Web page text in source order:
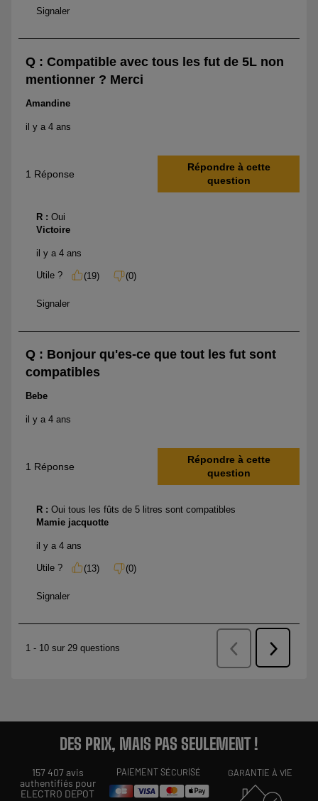
DES PRIX, MAIS PAS SEULEMENT !
157 407 avis
authentifiés pour
ELECTRO DEPOT
PAIEMENT SÉCURISÉ GARANTIE À VIE